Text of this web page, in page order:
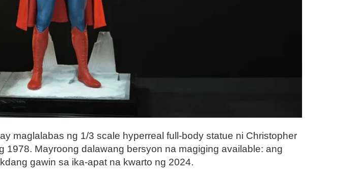
maglalabas ng 1/3 scale hyperreal full-body statue ni Christopher
Mayroong dalawang bersyon na magiging available: ang
gawin sa ika-apat na kwarto ng 2024.